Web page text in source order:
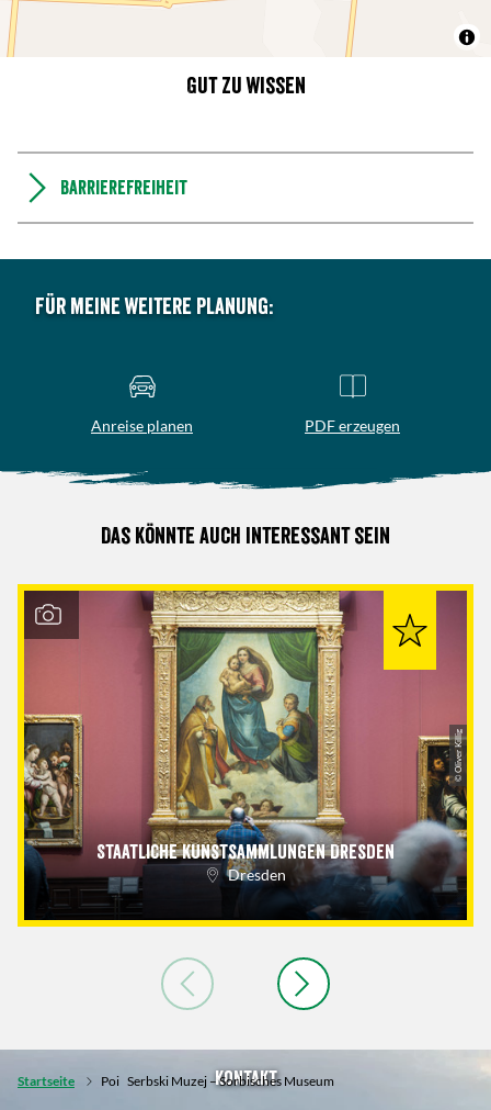
Gut zu wissen
Barrierefreiheit
Für meine weitere Planung:
Anreise planen PDF erzeugen
Das könnte auch interessant sein
Staatliche Kunstsammlungen Dresden
Dresden
© Oliver Killig
Startseite Poi Serbski Muzej – Sorbisches Museum
Kontakt